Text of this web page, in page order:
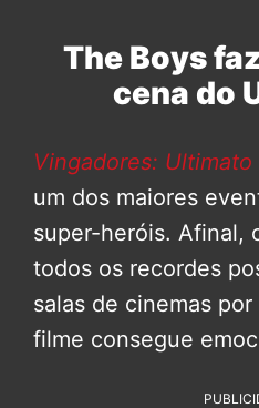
The Boys
cena do
Vingadores: Ultimato
um dos maiores
super-heróis. Afinal,
todos os recordes
salas de cinemas
filme consegue